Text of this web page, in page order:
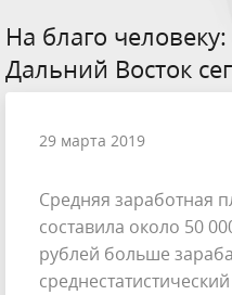
На благо
Дальний Восток
29 марта 2019
Средняя заработная
составила около 50
рублей больше